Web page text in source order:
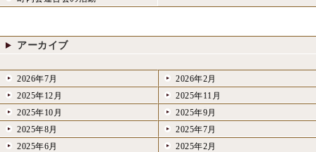
アーカイブ
2026年7月
2026年2月
2025年12月
2025年11月
2025年10月
2025年9月
2025年8月
2025年7月
2025年6月
2025年2月